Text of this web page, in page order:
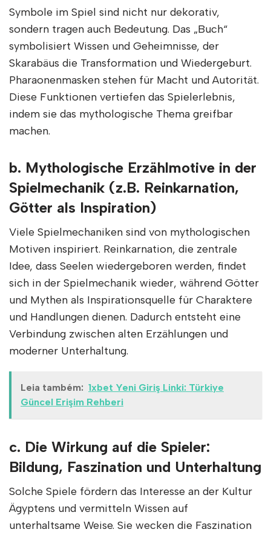
Symbole im Spiel sind nicht nur dekorativ,
sondern tragen auch Bedeutung. Das „Buch“
symbolisiert Wissen und Geheimnisse, der
Skarabäus die Transformation und Wiedergeburt.
Pharaonenmasken stehen für Macht und Autorität.
Diese Funktionen vertiefen das Spielerlebnis,
indem sie das mythologische Thema greifbar
machen.
b. Mythologische Erzählmotive in der
Spielmechanik (z.B. Reinkarnation,
Götter als Inspiration)
Viele Spielmechaniken sind von mythologischen
Motiven inspiriert. Reinkarnation, die zentrale
Idee, dass Seelen wiedergeboren werden, findet
sich in der Spielmechanik wieder, während Götter
und Mythen als Inspirationsquelle für Charaktere
und Handlungen dienen. Dadurch entsteht eine
Verbindung zwischen alten Erzählungen und
moderner Unterhaltung.
Leia também: 1xbet Yeni Giriş Linki: Türkiye
Güncel Erişim Rehberi
c. Die Wirkung auf die Spieler:
Bildung, Faszination und Unterhaltung
Solche Spiele fördern das Interesse an der Kultur
Ägyptens und vermitteln Wissen auf
unterhaltsame Weise. Sie wecken die Faszination